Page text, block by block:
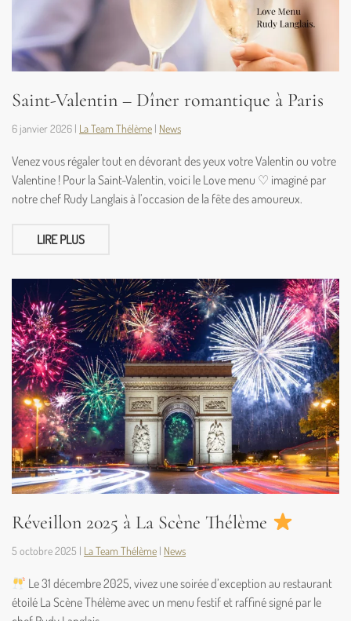
Saint-Valentin – Dîner romantique à Paris
6 janvier 2026 | La Team Thélème | News
Venez vous régaler tout en dévorant des yeux votre Valentin ou votre
Valentine ! Pour la Saint-Valentin, voici le Love menu ♡ imaginé par
notre chef Rudy Langlais à l’occasion de la fête des amoureux.
LIRE PLUS
Réveillon 2025 à La Scène Thélème
5 octobre 2025 | La Team Thélème | News
Le 31 décembre 2025, vivez une soirée d’exception au restaurant
étoilé La Scène Thélème avec un menu festif et raffiné signé par le